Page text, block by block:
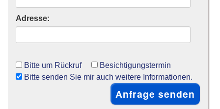
Adresse:
Bitte um Rückruf
Besichtigungstermin
Bitte senden Sie mir auch weitere Informationen.